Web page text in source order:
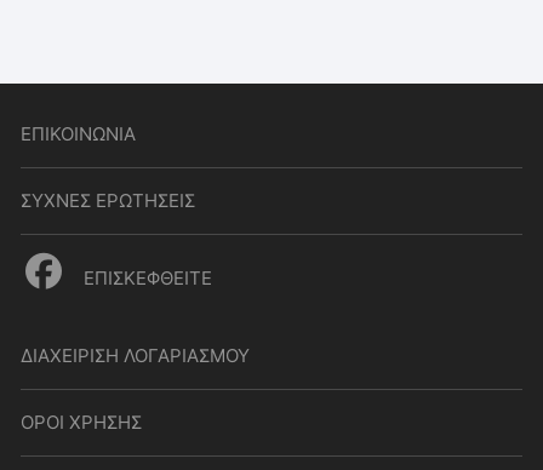
ΕΠΙΚΟΙΝΩΝΙΑ
ΣΥΧΝΕΣ ΕΡΩΤΗΣΕΙΣ
ΕΠΙΣΚΕΦΘΕΙΤΕ
ΔΙΑΧΕΙΡΙΣΗ ΛΟΓΑΡΙΑΣΜΟΥ
ΟΡΟΙ ΧΡΗΣΗΣ